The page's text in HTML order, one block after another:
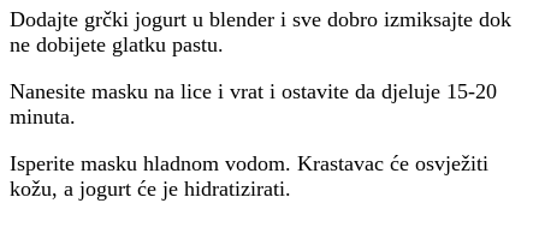
Dodajte grčki jogurt u blender i sve dobro izmiksajte dok
ne dobijete glatku pastu.
Nanesite masku na lice i vrat i ostavite da djeluje 15-20
minuta.
Isperite masku hladnom vodom. Krastavac će osvježiti
kožu, a jogurt će je hidratizirati.